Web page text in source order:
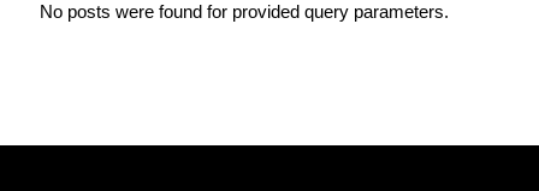
No posts were found for provided query parameters.